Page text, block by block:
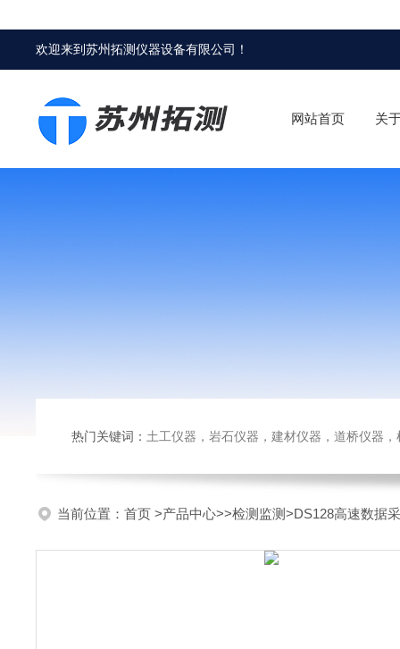
欢迎来到苏州拓测仪器设备有限公司 ！
网站首页 关
热门关键词： 土工仪器，岩石仪器，建材仪器，道桥仪器，检测
当前位置： 首页 >产品中心>>检测监测>DS128高速数据